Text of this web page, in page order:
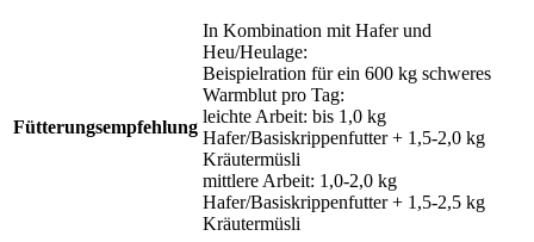
Fütterungsempfehlung
In Kombination mit Hafer und
Heu/Heulage:
Beispielration für ein 600 kg schweres
Warmblut pro Tag:
leichte Arbeit: bis 1,0 kg
Hafer/Basiskrippenfutter + 1,5-2,0 kg
Kräutermüsli
mittlere Arbeit: 1,0-2,0 kg
Hafer/Basiskrippenfutter + 1,5-2,5 kg
Kräutermüsli